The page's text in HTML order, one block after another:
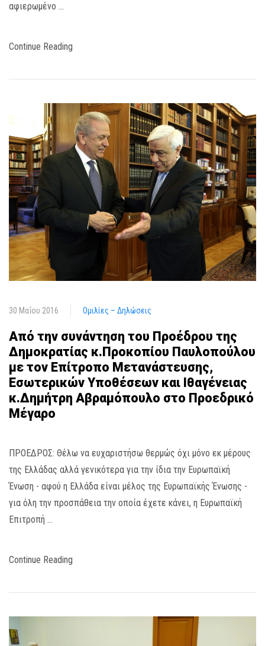
αφιερωμένο …
Continue Reading
30 Μαΐου 2016 Ομιλίες – Δηλώσεις
Από την συνάντηση του Προέδρου της
Δημοκρατίας κ.Προκοπίου Παυλοπούλου
με τον Επίτροπο Μετανάστευσης,
Εσωτερικών Υποθέσεων και Ιθαγένειας
κ.Δημήτρη Αβραμόπουλο στο Προεδρικό
Μέγαρο
ΠΡΟΕΔΡΟΣ: Θέλω να ευχαριστήσω θερμώς όχι μόνο εκ μέρους
της Ελλάδας αλλά γενικότερα για την ίδια την Ευρωπαϊκή
Ένωση - αφού η Ελλάδα είναι μέλος της Ευρωπαϊκής Ένωσης -
για όλη την προσπάθεια την οποία έχετε κάνει, η Ευρωπαϊκή
Επιτροπή …
Continue Reading